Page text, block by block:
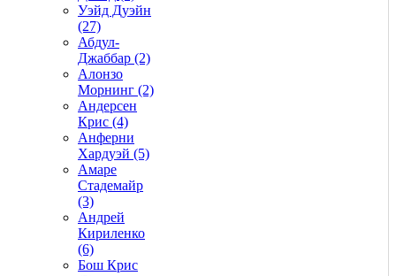
Уэйд Дуэйн
(27)
Абдул-
Джаббар (2)
Алонзо
Морнинг (2)
Андерсен
Крис (4)
Анферни
Xардуэй (5)
Амаре
Стадемайр
(3)
Андрей
Кириленко
(6)
Бош Крис